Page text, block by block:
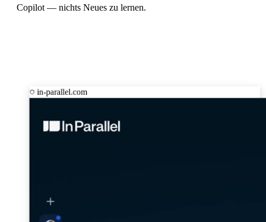
Copilot — nichts Neues zu lernen.
in-parallel.com